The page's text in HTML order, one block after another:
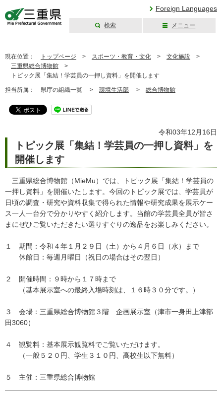
Foreign Languages
検索 メニュー
現在位置： トップページ > スポーツ・教育・文化 > 文化施設 >
三重県総合博物館 >
トピック展「集結！学芸員の一押し資料」を開催します
担当所属： 県庁の組織一覧 > 環境生活部 > 総合博物館
令和03年12月16日
トピック展「集結！学芸員の一押し資料」を
開催します
三重県総合博物館（MieMu）では、トピック展「集結！学芸員の
一押し資料」を開催いたします。今回のトピック展では、学芸員が
日頃の調査・研究や資料収集で得られた情報や研究成果を展示ケー
ス一人一台分で分かりやすく紹介します。当館の学芸員全員が皆さ
まにぜひご覧いただきたい選りすぐりの逸品をお楽しみください。
１ 期間：令和４年１月２９日（土）から４月６日（水）まで
休館日：毎週月曜日（祝日の場合はその翌日）
２ 開催時間：９時から１７時まで
（基本展示室への最終入場時刻は、１６時３０分です。）
３ 会場：三重県総合博物館３階 企画展示室（津市一身田上津部
田3060）
４ 観覧料：基本展示観覧料でご覧いただけます。
（一般５２０円、学生３１０円、高校生以下無料）
５ 主催：三重県総合博物館